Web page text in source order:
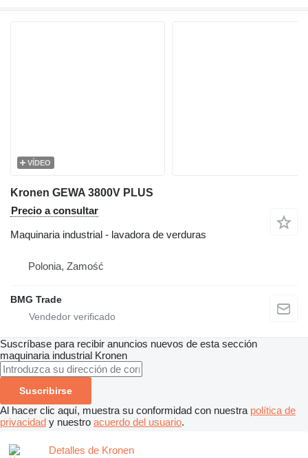
VÍDEO
Kronen GEWA 3800V PLUS
Precio a consultar
Maquinaria industrial - lavadora de verduras
Polonia, Zamość
BMG Trade
Suscríbase para recibir anuncios nuevos de esta sección
maquinaria industrial Kronen
Suscribirse
Al hacer clic aquí, muestra su conformidad con nuestra política de
privacidad y nuestro acuerdo del usuario.
Detalles de Kronen